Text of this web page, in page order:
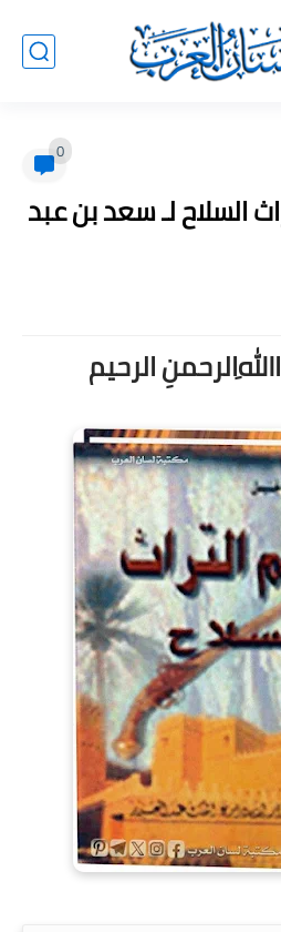
0
السلاح لـ سعد بن عبد
اﷲِالرحمنِ الرحيم